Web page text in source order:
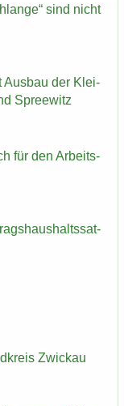
sind nicht
Aus­bau der Klei­
Spree­witz
für den Ar­beits­
Zwi­ckau